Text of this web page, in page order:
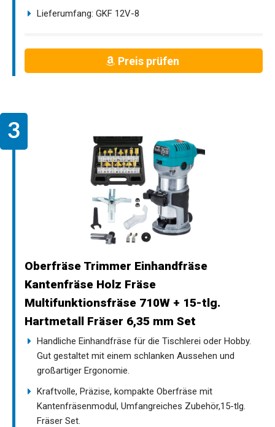
Lieferumfang: GKF 12V-8
Preis prüfen
Oberfräse Trimmer Einhandfräse
Kantenfräse Holz Fräse
Multifunktionsfräse 710W + 15-tlg.
Hartmetall Fräser 6,35 mm Set
Handliche Einhandfräse für die Tischlerei oder Hobby.
Gut gestaltet mit einem schlanken Aussehen und
großartiger Ergonomie.
Kraftvolle, Präzise, kompakte Oberfräse mit
Kantenfräsenmodul, Umfangreiches Zubehör,15-tlg.
Fräser Set.